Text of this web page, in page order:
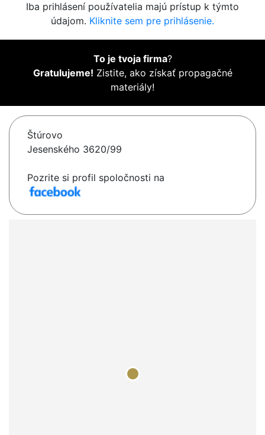
Iba prihlásení používatelia majú prístup k týmto
údajom. Kliknite sem pre prihlásenie.
To je tvoja firma?
Gratulujeme! Zistite, ako získať propagačné
materiály!
Štúrovo
Jesenského 3620/99
Pozrite si profil spoločnosti na